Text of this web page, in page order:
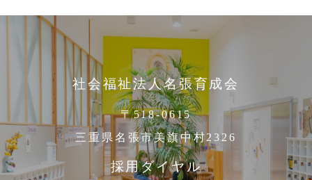
社会福祉法人名張育成会
〒518-0615
三重県名張市美旗中村2326
採用ダイヤル